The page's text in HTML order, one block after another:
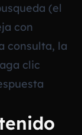
(el
con
consulta, la
clic